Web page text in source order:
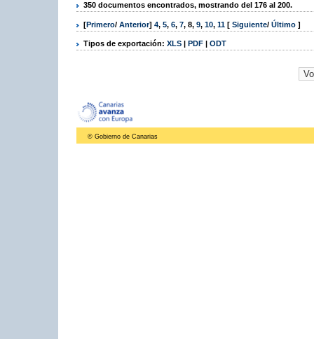
350 documentos encontrados, mostrando del 176 al 200.
[Primero/ Anterior] 4, 5, 6, 7, 8, 9, 10, 11 [ Siguiente/ Último ]
Tipos de exportación: XLS | PDF | ODT
© Gobierno de Canarias